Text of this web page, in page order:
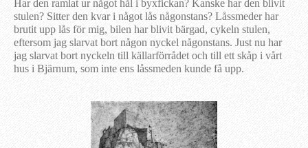
Har den ramlat ur något hål i byxfickan? Kanske har den blivit
stulen? Sitter den kvar i något lås någonstans? Låssmeder har
brutit upp lås för mig, bilen har blivit bärgad, cykeln stulen,
eftersom jag slarvat bort någon nyckel någonstans. Just nu har
jag slarvat bort nyckeln till källarförrådet och till ett skåp i vårt
hus i Bjärnum, som inte ens låssmeden kunde få upp.